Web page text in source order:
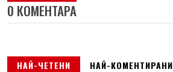
0 КОМЕНТАРА
НАЙ-ЧЕТЕНИ НАЙ-КОМЕНТИРАНИ